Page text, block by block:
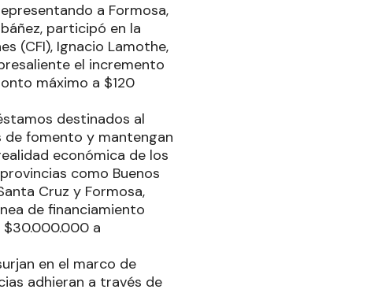
a Formosa,
participó en la
(CFI), Ignacio Lamothe,
el incremento
máximo a $120
destinados al
fomento y mantengan
económica de los
como Buenos
Cruz y Formosa,
de financiamiento
a
en el marco de
adhieran a través de